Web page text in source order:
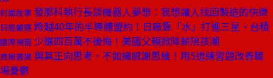
封面故事 發那科執行長談機器人夢想：我想讓人找回製造的快樂
日經嚴選 跨越40年的半導體盟約！日廠靠「水」打進三星、台積
國際視窗 少賺四百萬不後悔！美國父親掀降薪陪孩潮
商周書摘 與其正向思考，不如擁感謝思維！用5道練習題改善職
場憂鬱